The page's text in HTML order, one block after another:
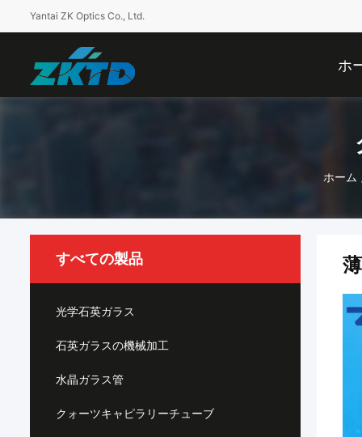
Yantai ZK Optics Co., Ltd.
ホ
ホーム
すべての製品
光学石英ガラス
石英ガラスの機械加工
水晶ガラス管
クォーツキャピラリーチューブ